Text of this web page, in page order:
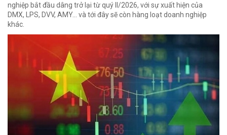
nghiệp bắt đầu dâng trở lại từ quý II/2026, với sự xuất hiện của
DMX, LPS, DVV, AMY... và tới đây sẽ còn hàng loạt doanh nghiệp
khác.